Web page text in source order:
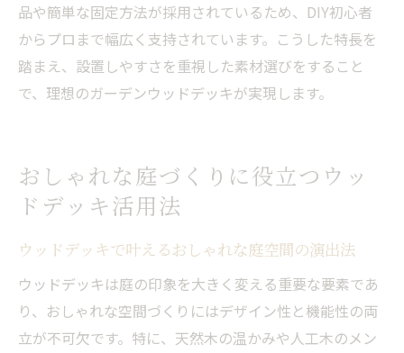
品や簡単な固定方法が採用されているため、DIY初心者
からプロまで幅広く支持されています。こうした特長を
踏まえ、設置しやすさを重視した素材選びをすること
で、理想のガーデンウッドデッキが実現します。
おしゃれな庭づくりに役立つウッ
ドデッキ活用法
ウッドデッキで叶えるおしゃれな庭空間の演出法
ウッドデッキは庭の印象を大きく変える重要な要素であ
り、おしゃれな空間づくりにはデザイン性と機能性の両
立が不可欠です。特に、天然木の温かみや人工木のメン